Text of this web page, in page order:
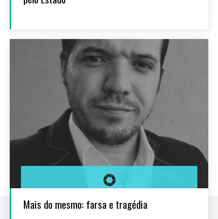
Mais do mesmo: farsa e tragédia